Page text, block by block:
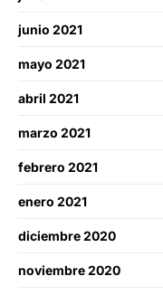
junio 2021
mayo 2021
abril 2021
marzo 2021
febrero 2021
enero 2021
diciembre 2020
noviembre 2020